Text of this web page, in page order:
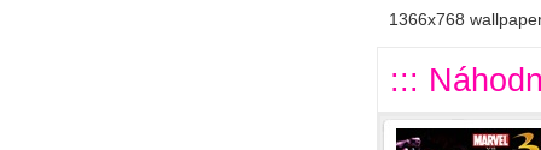
1366x768
:::